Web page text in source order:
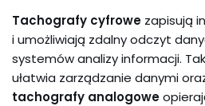
Tachografy cyfrowe zapisują
i umożliwiają zdalny odczyt
systemów analizy informacji.
ułatwia zarządzanie danymi
tachografy analogowe